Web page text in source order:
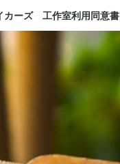
カーズ 工作室利用同意書